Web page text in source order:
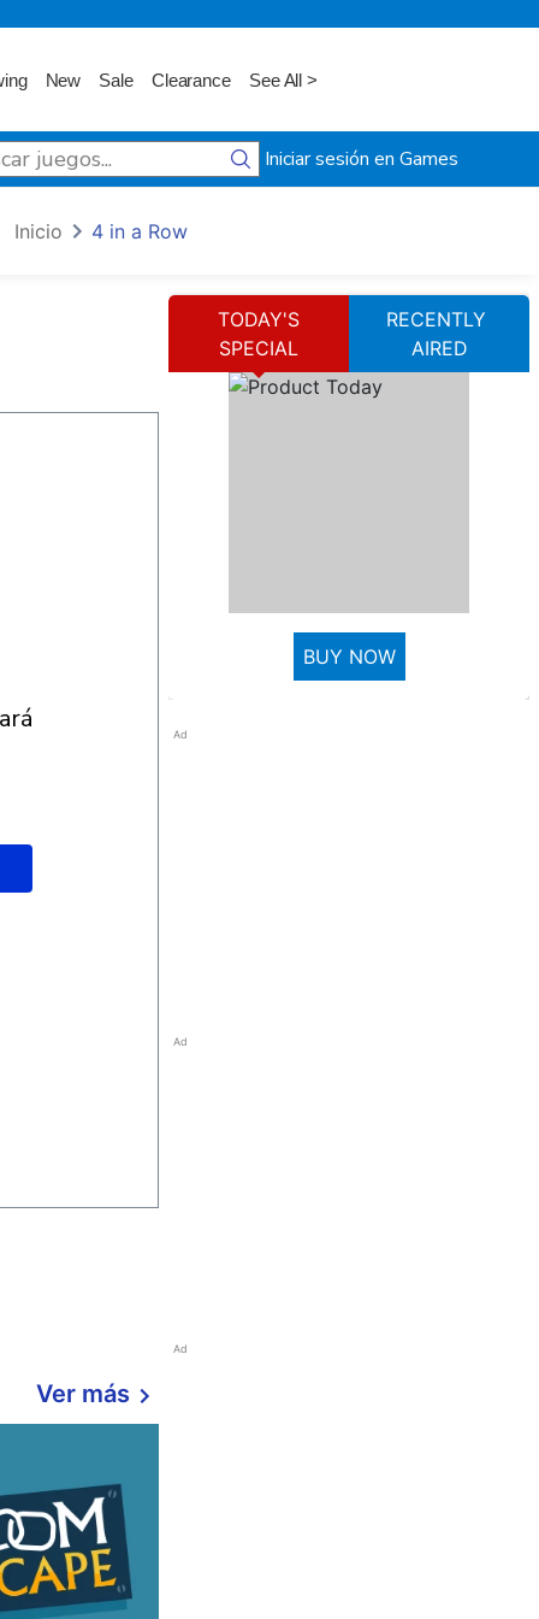
New Sale Clearance See All >
Iniciar sesión en Games
Inicio 4 in a Row
Ver más
TODAY'S
SPECIAL
RECENTLY
AIRED
BUY NOW
Ad
Ad
Ad